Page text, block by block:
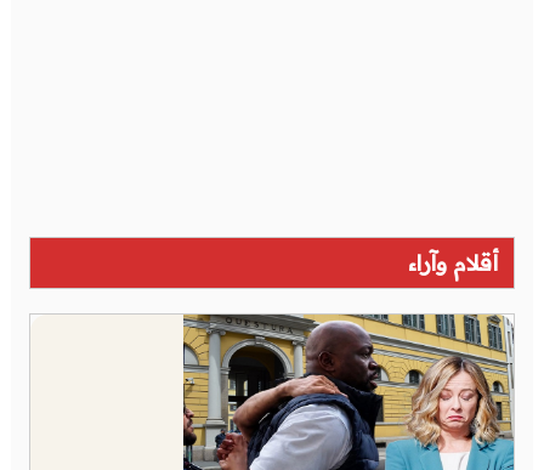
أقلام وآراء